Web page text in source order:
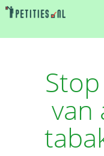
van